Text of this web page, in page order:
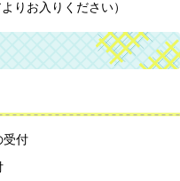
りお入りください）
受付